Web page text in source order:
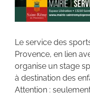
Le service des
Provence, en lien
organise un stage
à destination des
Attention :